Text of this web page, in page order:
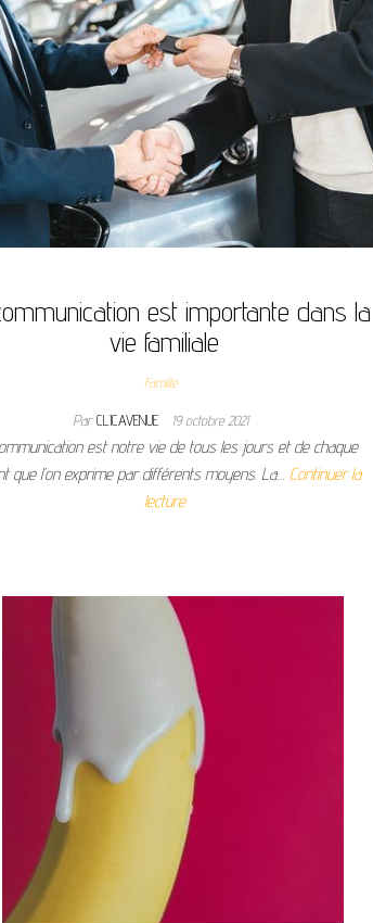
est importante dans la
vie familiale
Famille
ParCLICAVENUE 19 octobre 2021
est notre vie de tous les jours et de chaque
que l’on exprime par différents moyens. La… Continuer la
lecture